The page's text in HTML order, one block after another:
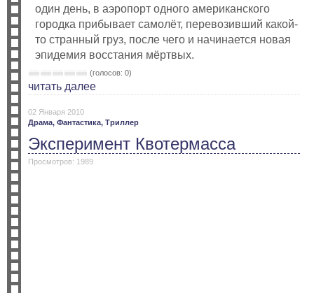
один день, в аэропорт одного американского
городка прибывает самолёт, перевозивший какой-
то странный груз, после чего и начинается новая
эпидемия восстания мёртвых.
(голосов: 0)
читать далее
02 Января 2010
Драма, Фантастика, Триллер
Эксперимент Квотермасса
Просмотров: 1989